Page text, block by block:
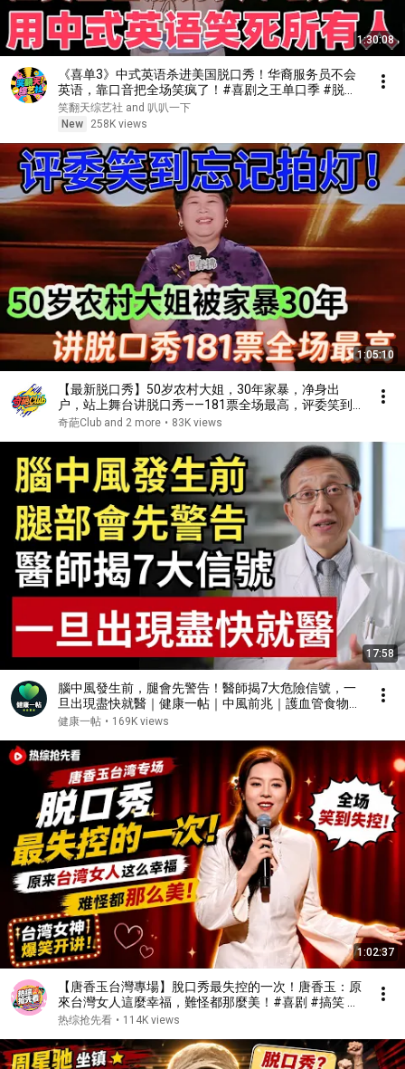
1:30:08
《喜单3》中式英语杀进美国脱口秀！华裔服务员不会
英语，靠口音把全场笑疯了！#喜剧之王单口季 #脱口
秀 #搞笑 #喜剧 #funny #综艺
笑翻天综艺社 and 叭叭一下
New
258K views
1:05:10
【最新脱口秀】50岁农村大姐，30年家暴，净身出
户，站上舞台讲脱口秀——181票全场最高，评委笑到
忘记拍灯！
奇葩Club and 2 more • 83K views
17:58
腦中風發生前，腿會先警告！醫師揭7大危險信號，一
旦出現盡快就醫｜健康一帖｜中風前兆｜護血管食物｜
腦中風症狀
健康一帖 • 169K views
1:02:37
【唐香玉台灣專場】脫口秀最失控的一次！唐香玉：原
來台灣女人這麼幸福，難怪都那麼美！#喜剧 #搞笑 #
娱乐 #talkshow
热综抢先看 • 114K views